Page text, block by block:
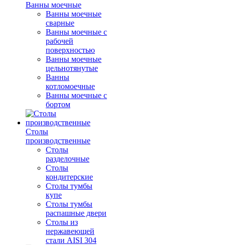
Ванны моечные
Ванны моечные
сварные
Ванны моечные с
рабочей
поверхностью
Ванны моечные
цельнотянутые
Ванны
котломоечные
Ванны моечные с
бортом
Столы
производственные
Столы
разделочные
Столы
кондитерские
Столы тумбы
купе
Столы тумбы
распашные двери
Столы из
нержавеющей
стали AISI 304